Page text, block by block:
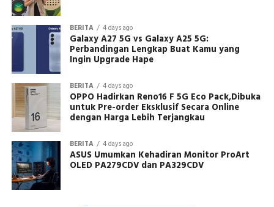
BERITA 4 days ago
Galaxy A27 5G vs Galaxy A25 5G:
Perbandingan Lengkap Buat Kamu yang
Ingin Upgrade Hape
BERITA 4 days ago
OPPO Hadirkan Reno16 F 5G Eco Pack,Dibuka
untuk Pre-order Eksklusif Secara Online
dengan Harga Lebih Terjangkau
BERITA 4 days ago
ASUS Umumkan Kehadiran Monitor ProArt
OLED PA279CDV dan PA329CDV